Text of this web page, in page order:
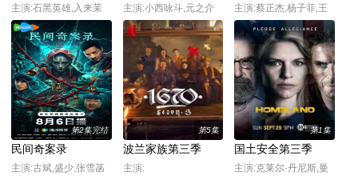
米子,广冈由里子,春海
四方,多部未华子,高岛
政宏,二田絢乃,中田青
渚,井上向日葵,丸山礼,
研直子,生田绘梨花,菊
池亚希子,中井友望,木
越明,原嶋凛,玄理,伊势
志摩,古川雄大,坂口涼
太郎,平野生成,森田甘
路,猫背椿,饭尾和树,若
恋爱
主演:石黑英雄,入来茉
里
后的男生好像喜欢
我
主演:小西咏斗,元之介
主演:蔡正杰,杨子菲,王
坤炎,刘美辰
第2集完结
民间奇案录
主演:古斌,盛少,张雪菡
第5集
波兰家族第三季
1670
主演:
第1集
国土安全第三季
主演:克莱尔·丹尼斯,曼